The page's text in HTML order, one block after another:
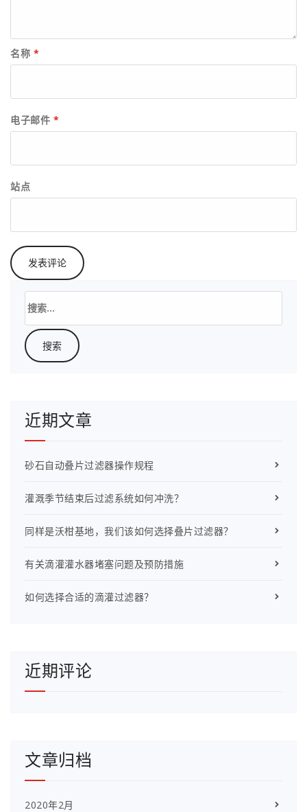
名称 *
电子邮件 *
站点
索：
近期文章
砂石自动叠片过滤器操作规程
灌溉季节结束后过滤系统如何冲洗？
同样是沃柑基地，我们该如何选择叠片过滤器？
有关滴灌灌水器堵塞问题及预防措施
如何选择合适的滴灌过滤器？
近期评论
文章归档
2020年2月